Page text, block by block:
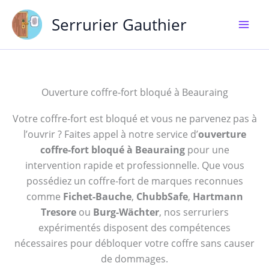
contenu
Serrurier Gauthier
Ouverture coffre-fort bloqué à Beauraing
Votre coffre-fort est bloqué et vous ne parvenez pas à
l’ouvrir ? Faites appel à notre service d’ouverture
coffre-fort bloqué à Beauraingpour une
intervention rapide et professionnelle. Que vous
possédiez un coffre-fort de marques reconnues
comme Fichet-Bauche, ChubbSafe, Hartmann
Tresoreou Burg-Wächter, nos serruriers
expérimentés disposent des compétences
nécessaires pour débloquer votre coffre sans causer
de dommages.